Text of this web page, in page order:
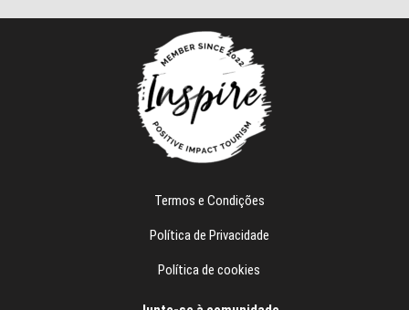
Termos e Condições
Política de Privacidade
Política de cookies